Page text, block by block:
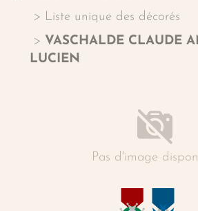
Liste unique des décorés
VASCHALDE CLAUDE
LUCIEN
Pas d'image